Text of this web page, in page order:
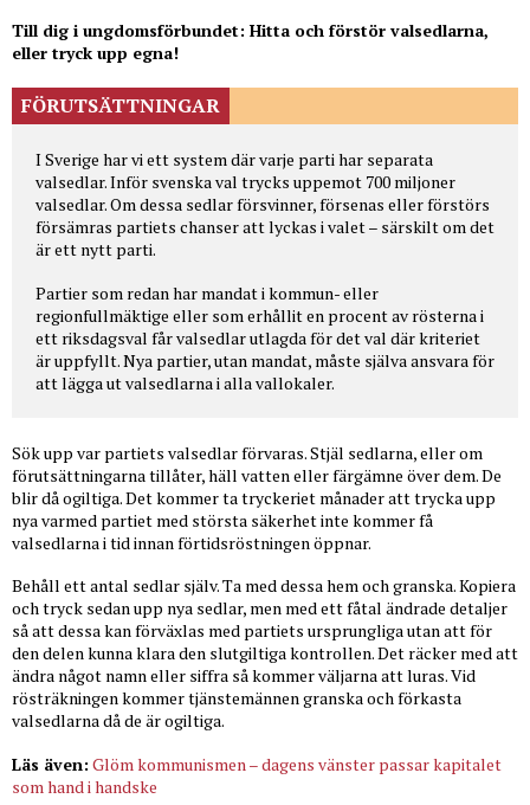
Till dig i ungdomsförbundet: Hitta och förstör valsedlarna,
eller tryck upp egna!
FÖRUTSÄTTNINGAR
I Sverige har vi ett system där varje parti har separata
valsedlar. Inför svenska val trycks uppemot 700 miljoner
valsedlar. Om dessa sedlar försvinner, försenas eller förstörs
försämras partiets chanser att lyckas i valet – särskilt om det
är ett nytt parti.
Partier som redan har mandat i kommun- eller
regionfullmäktige eller som erhållit en procent av rösterna i
ett riksdagsval får valsedlar utlagda för det val där kriteriet
är uppfyllt. Nya partier, utan mandat, måste själva ansvara för
att lägga ut valsedlarna i alla vallokaler.
Sök upp var partiets valsedlar förvaras. Stjäl sedlarna, eller om
förutsättningarna tillåter, häll vatten eller färgämne över dem. De
blir då ogiltiga. Det kommer ta tryckeriet månader att trycka upp
nya varmed partiet med största säkerhet inte kommer få
valsedlarna i tid innan förtidsröstningen öppnar.
Behåll ett antal sedlar själv. Ta med dessa hem och granska. Kopiera
och tryck sedan upp nya sedlar, men med ett fåtal ändrade detaljer
så att dessa kan förväxlas med partiets ursprungliga utan att för
den delen kunna klara den slutgiltiga kontrollen. Det räcker med att
ändra något namn eller siffra så kommer väljarna att luras. Vid
rösträkningen kommer tjänstemännen granska och förkasta
valsedlarna då de är ogiltiga.
Läs även: Glöm kommunismen – dagens vänster passar kapitalet
som hand i handske